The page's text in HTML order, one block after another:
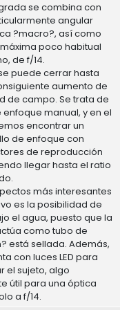
se combina con
angular
?macro?, así como
poco habitual
de f/14.
puede cerrar hasta
aumento de
de campo. Se trata de
manual, y en el
encontrar un
de enfoque con
de reproducción
llegar hasta el ratio
más interesantes
es la posibilidad de
el agua, puesto que la
como tubo de
está sellada. Además,
con luces LED para
el sujeto, algo
útil para una óptica
a f/14.